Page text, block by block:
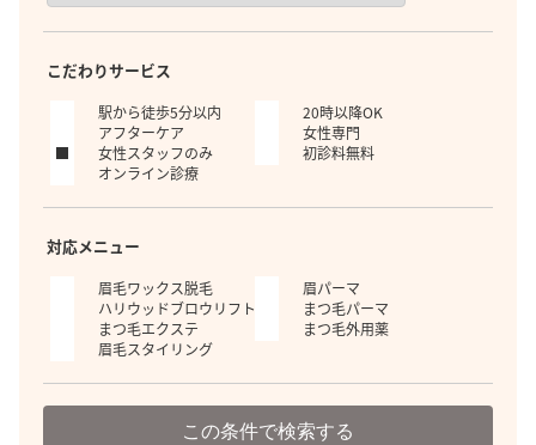
こだわりサービス
駅から徒歩5分以内
20時以降OK
アフターケア
女性専門
女性スタッフのみ
初診料無料
オンライン診療
対応メニュー
眉毛ワックス脱毛
眉パーマ
ハリウッドブロウリフト
まつ毛パーマ
まつ毛エクステ
まつ毛外用薬
眉毛スタイリング
この条件で検索する